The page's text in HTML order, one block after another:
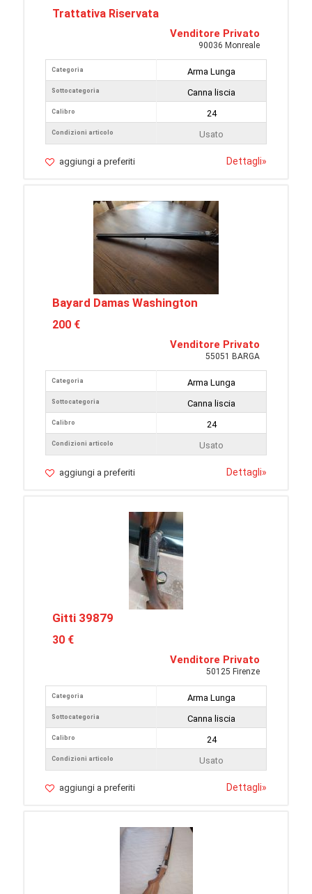
Trattativa Riservata
Venditore Privato
90036 Monreale
Categoria
Sottocategoria
Calibro
Condizioni articolo
Arma Lunga
Canna liscia
24
Usato
aggiungi a preferiti Dettagli»
Bayard Damas Washington
200 €
Venditore Privato
55051 BARGA
Categoria
Sottocategoria
Calibro
Condizioni articolo
Arma Lunga
Canna liscia
24
Usato
aggiungi a preferiti Dettagli»
Gitti 39879
30 €
Venditore Privato
50125 Firenze
Categoria
Sottocategoria
Calibro
Condizioni articolo
Arma Lunga
Canna liscia
24
Usato
aggiungi a preferiti Dettagli»